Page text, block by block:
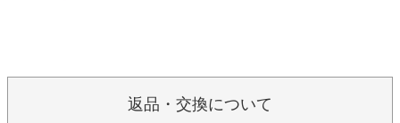
返品・交換について